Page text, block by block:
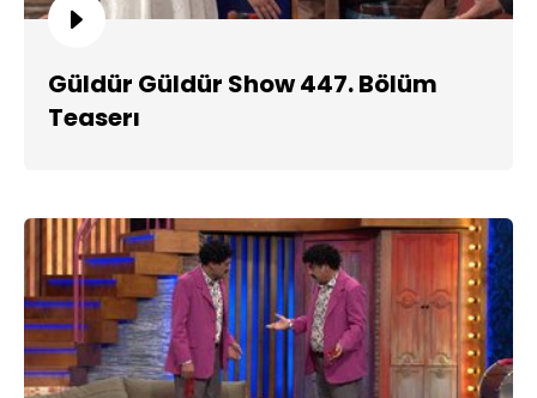
Güldür Güldür Show 447. Bölüm
Teaserı